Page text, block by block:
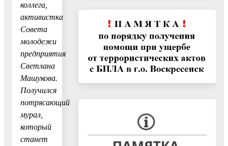
коллега,
активистка
Совета
молодежи
предприятия
Светлана
Машукова.
Получился
потрясающий
мурал,
который
станет